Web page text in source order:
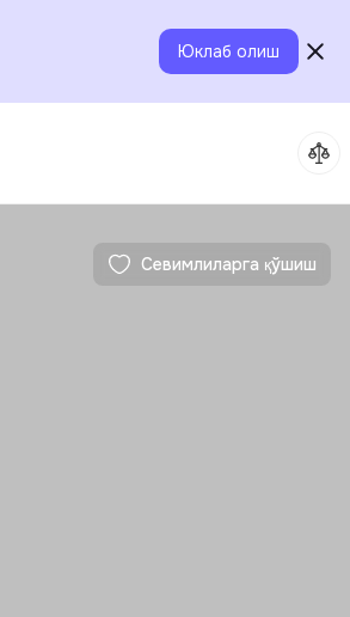
Юклаб олиш
Севимлиларга қўшиш